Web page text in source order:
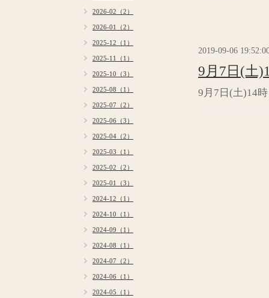
2019-09-06
9月7日(土
9月7日(土)14
2026-02（2）
2026-01（2）
2025-12（1）
2025-11（1）
2025-10（3）
2025-08（1）
2025-07（2）
2025-06（3）
2025-04（2）
2025-03（1）
2025-02（2）
2025-01（3）
2024-12（1）
2024-10（1）
2024-09（1）
2024-08（1）
2024-07（2）
2024-06（1）
2024-05（1）